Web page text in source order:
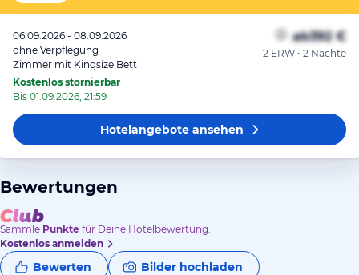
06.09.2026 - 08.09.2026
ohne Verpflegung
Zimmer mit Kingsize Bett
Kostenlos stornierbar
Bis 01.09.2026, 21:59
ab392 €
2 ERW • 2 Nächte
Hotelangeboteansehen
Bewertungen
Sammle Punkte für Deine Hotelbewertung.
Kostenlos anmelden
Bewerten Bilder hochladen